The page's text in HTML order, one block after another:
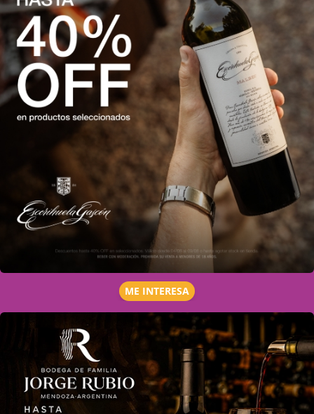
ME INTERESA